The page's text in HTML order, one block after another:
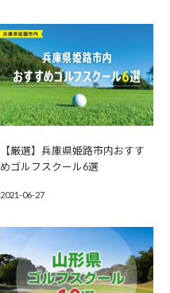
【厳選】兵庫県姫路市内おすす
めゴルフスクール6選
2021-06-27